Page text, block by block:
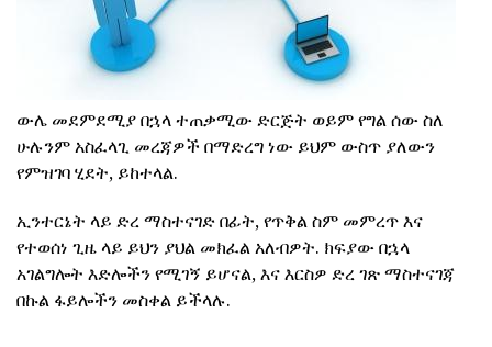
ውሌ መደምደሚያ በኋላ ተጠቃሚው ድርጅት ወይም የግል ሰው ስለ
ሁሉንም አስፈላጊ መረጃዎች በማድረግ ነው ይህም ውስጥ ያለውን
የምዝገባ ሂደት, ይከተላል.
ኢንተርኔት ላይ ድረ ማስተናገድ በፊት, የጥቅል ስም መምረጥ እና
የተወሰነ ጊዜ ላይ ይህን ያህል መክፈል አለብዎት. ክፍያው በኋላ
አገልግሎት እድሎችን የሚገኝ ይሆናል, እና እርስዎ ድረ ገጽ ማስተናገጃ
በኩል ፋይሎችን መስቀል ይችላሉ.